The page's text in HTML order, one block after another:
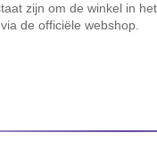
zijn om de winkel in
de officiële webshop.